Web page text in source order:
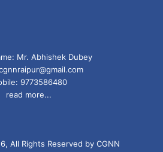
Mr. Abhishek Dubey
9773586480
read more...
All Rights Reserved by CGNN